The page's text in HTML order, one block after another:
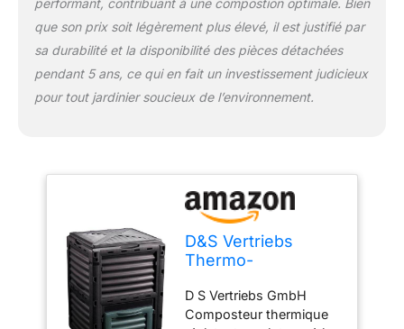
que son prix soit légèrement plus élevé, il est justifié par
sa durabilité et la disponibilité des pièces détachées
pendant 5 ans, ce qui en fait un investissement judicieux
pour tout jardinier soucieux de l’environnement.
D&S Vertriebs
Thermo-
résistant aux
intempéries
D S Vertriebs GmbH
Composteur thermique